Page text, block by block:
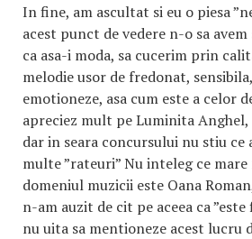
In fine, am ascultat si eu o piesa
acest punct de vedere n-o sa
ca asa-i moda, sa cucerim prin
melodie usor de fredonat,
emotioneze, asa cum este a celor
apreciez mult pe Luminita Anghel,
dar in seara concursului nu stiu ce
multe ”rateuri” Nu inteleg ce
domeniul muzicii este Oana
n-am auzit de cit pe aceea ca
nu uita sa mentioneze acest lucru